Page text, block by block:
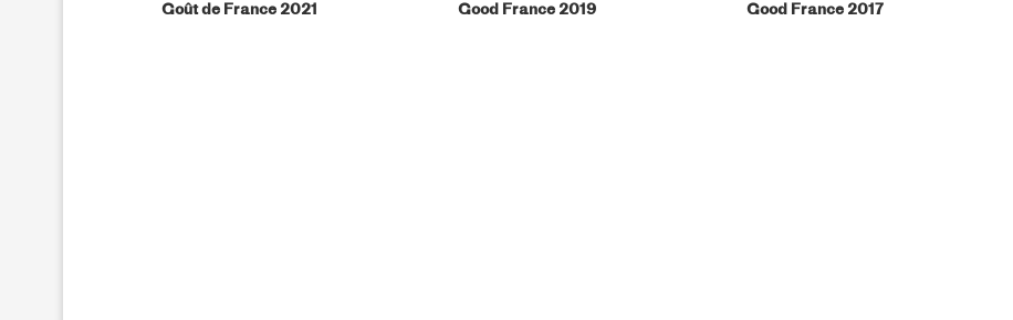
Goût de France 2021 Good France 2019 Good France 2017